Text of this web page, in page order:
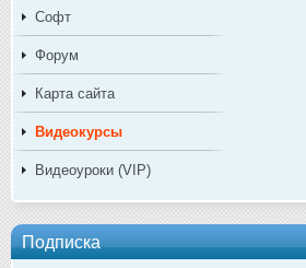
Софт
Форум
Карта сайта
Видеокурсы
Видеоуроки (VIP)
Подписка